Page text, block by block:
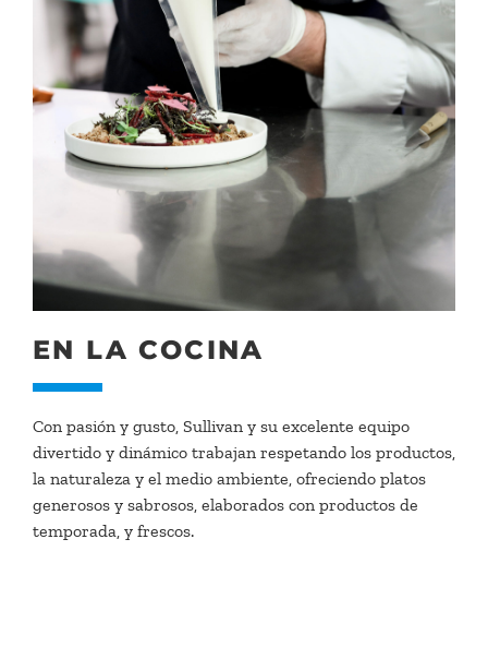
EN LA COCINA
Con pasión y gusto, Sullivan y su excelente equipo
divertido y dinámico trabajan respetando los productos,
la naturaleza y el medio ambiente, ofreciendo platos
generosos y sabrosos, elaborados con productos de
temporada, y frescos.